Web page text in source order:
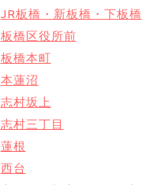
JR板橋・新板橋・下板橋
板橋区役所前
板橋本町
本蓮沼
志村坂上
志村三丁目
蓮根
西台